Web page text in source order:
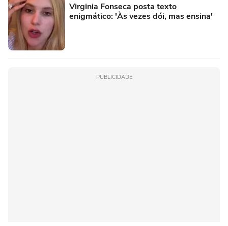
Virginia Fonseca posta texto
enigmático: 'Às vezes dói, mas ensina'
PUBLICIDADE